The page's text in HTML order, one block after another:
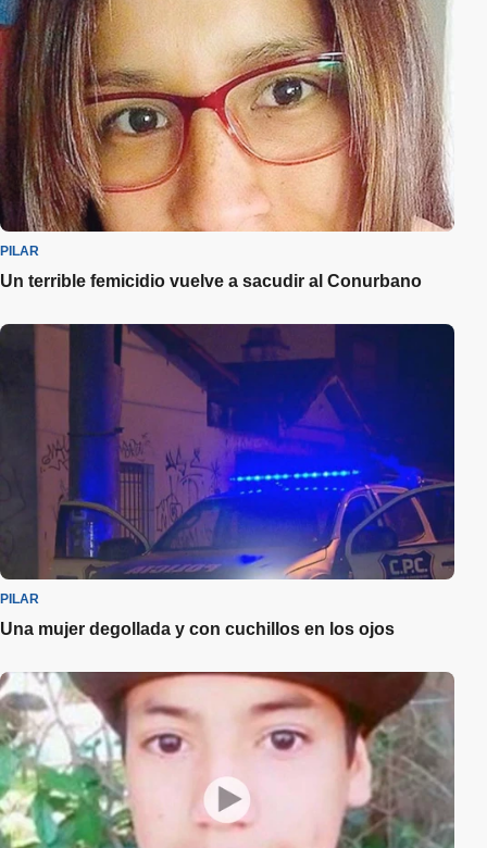
PILAR
Un terrible femicidio vuelve a sacudir al Conurbano
PILAR
Una mujer degollada y con cuchillos en los ojos